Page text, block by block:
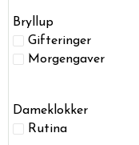
Bryllup
Gifteringer
Morgengaver
Dameklokker
Rutina